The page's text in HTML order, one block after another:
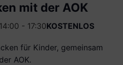
mit der AOK
- 17:30KOSTENLOS
für Kinder, gemeinsam
AOK.